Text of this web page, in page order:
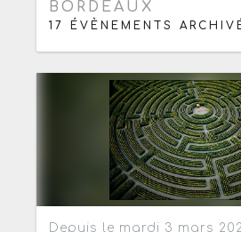
BORDEAUX
17 ÉVÈNEMENTS
Depuis le mardi 3 mars